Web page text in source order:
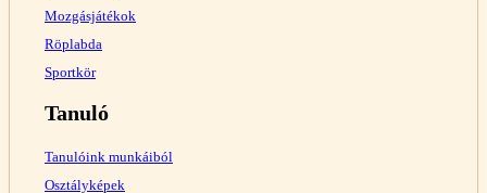
Mozgásjátékok
Röplabda
Sportkör
Tanuló
Tanulóink munkáiból
Osztályképek